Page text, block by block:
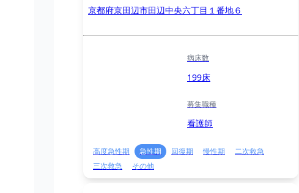
京都府京田辺市田辺中央六丁目１番地６
病床数
199床
募集職種
看護師
高度急性期 急性期 回復期 慢性期
二次救急
三次救急
その他